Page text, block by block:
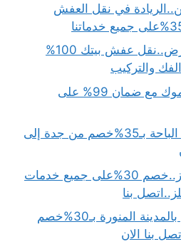
في نقل العفش
دينا نقل عفش حي العارض..نقل عفش بيتك 100%
دينا نقل عفش حي اليرموك مع ضمان 99% على
نقل عفش من جدة الى الباحة بـ35%خصم من جدة إلى
دينا نقل عفش حي الملز..خصم 30%على جميع خدمات
بنا
افضل شركة نقل عفش بالمدينة المنورة بـ30%خصم
بنا الان